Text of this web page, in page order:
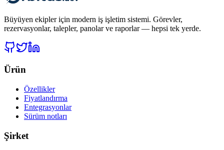
Büyüyen ekipler için modern iş işletim sistemi. Görevler,
rezervasyonlar, talepler, panolar ve raporlar — hepsi tek yerde.
Ürün
Özellikler
Fiyatlandırma
Entegrasyonlar
Sürüm notları
Şirket